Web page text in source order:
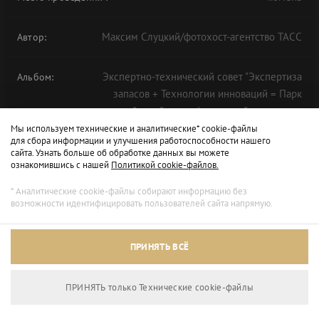
Автор: Максим Слуцкий/фотохост-агентство ТАСС
Альбом:
Экспертно-технический совет "Экспертиза
запасов + Технологии инноваций = Парк
технологий: драйвер нефтегазовой экономики
будущего" в рамках ТНФ-2020
Мы используем технические и аналитические* cookie-файлы
для сбора информации и улучшения работоспособности нашего
сайта. Узнать больше об обработке данных вы можете
ознакомившись с нашей Политикой cookie-файлов.
* Аналитические cookie-файлы собирают информацию без
возможности идентифицировать пользователей сайта напрямую.
ПРИНЯТЬ ВСЁ
ПРИНЯТЬ только Технические сookie-файлы